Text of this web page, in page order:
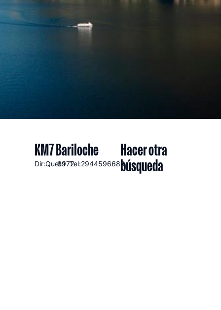
KM7 Bariloche
Dir:Quetri6972Tel:2944596688
Hacer otra
búsqueda